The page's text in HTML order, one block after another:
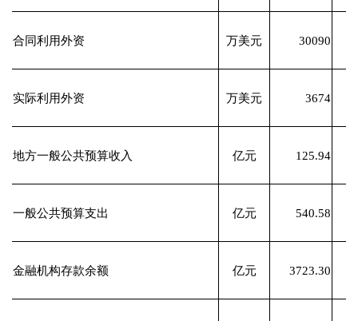
合同利用外资 万美元 30090
实际利用外资 万美元 3674
地方一般公共预算收入 亿元 125.94
一般公共预算支出 亿元 540.58
金融机构存款余额 亿元 3723.30